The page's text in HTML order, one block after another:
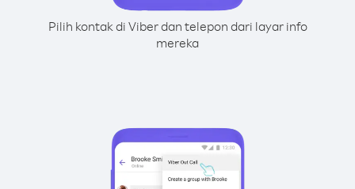
Pilih kontak di Viber dan telepon dari layar info
mereka